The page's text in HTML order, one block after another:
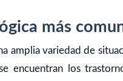
más
amplia variedad de
encuentran los